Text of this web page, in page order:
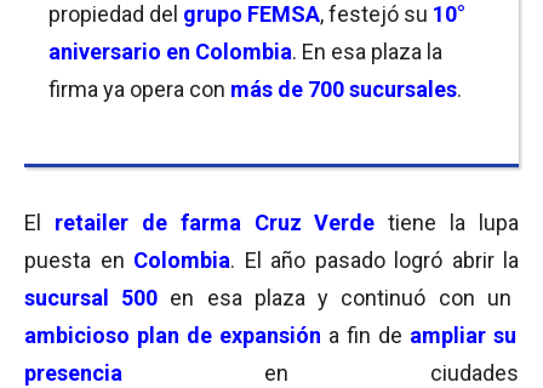
propiedad del grupo FEMSA, festejó su 10°
aniversario en Colombia. En esa plaza la
firma ya opera con más de 700 sucursales.
El retailer de farma Cruz Verde tiene la lupa
puesta en Colombia. El año pasado logró abrir la
sucursal 500 en esa plaza y continuó con un
ambicioso plan de expansión a fin de ampliar su
presencia en ciudades